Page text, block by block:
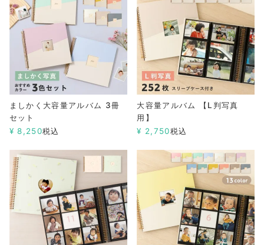
ましかく大容量アルバム 3冊
セット
¥ 8,250税込
大容量アルバム 【L判写真
用】
¥ 2,750税込